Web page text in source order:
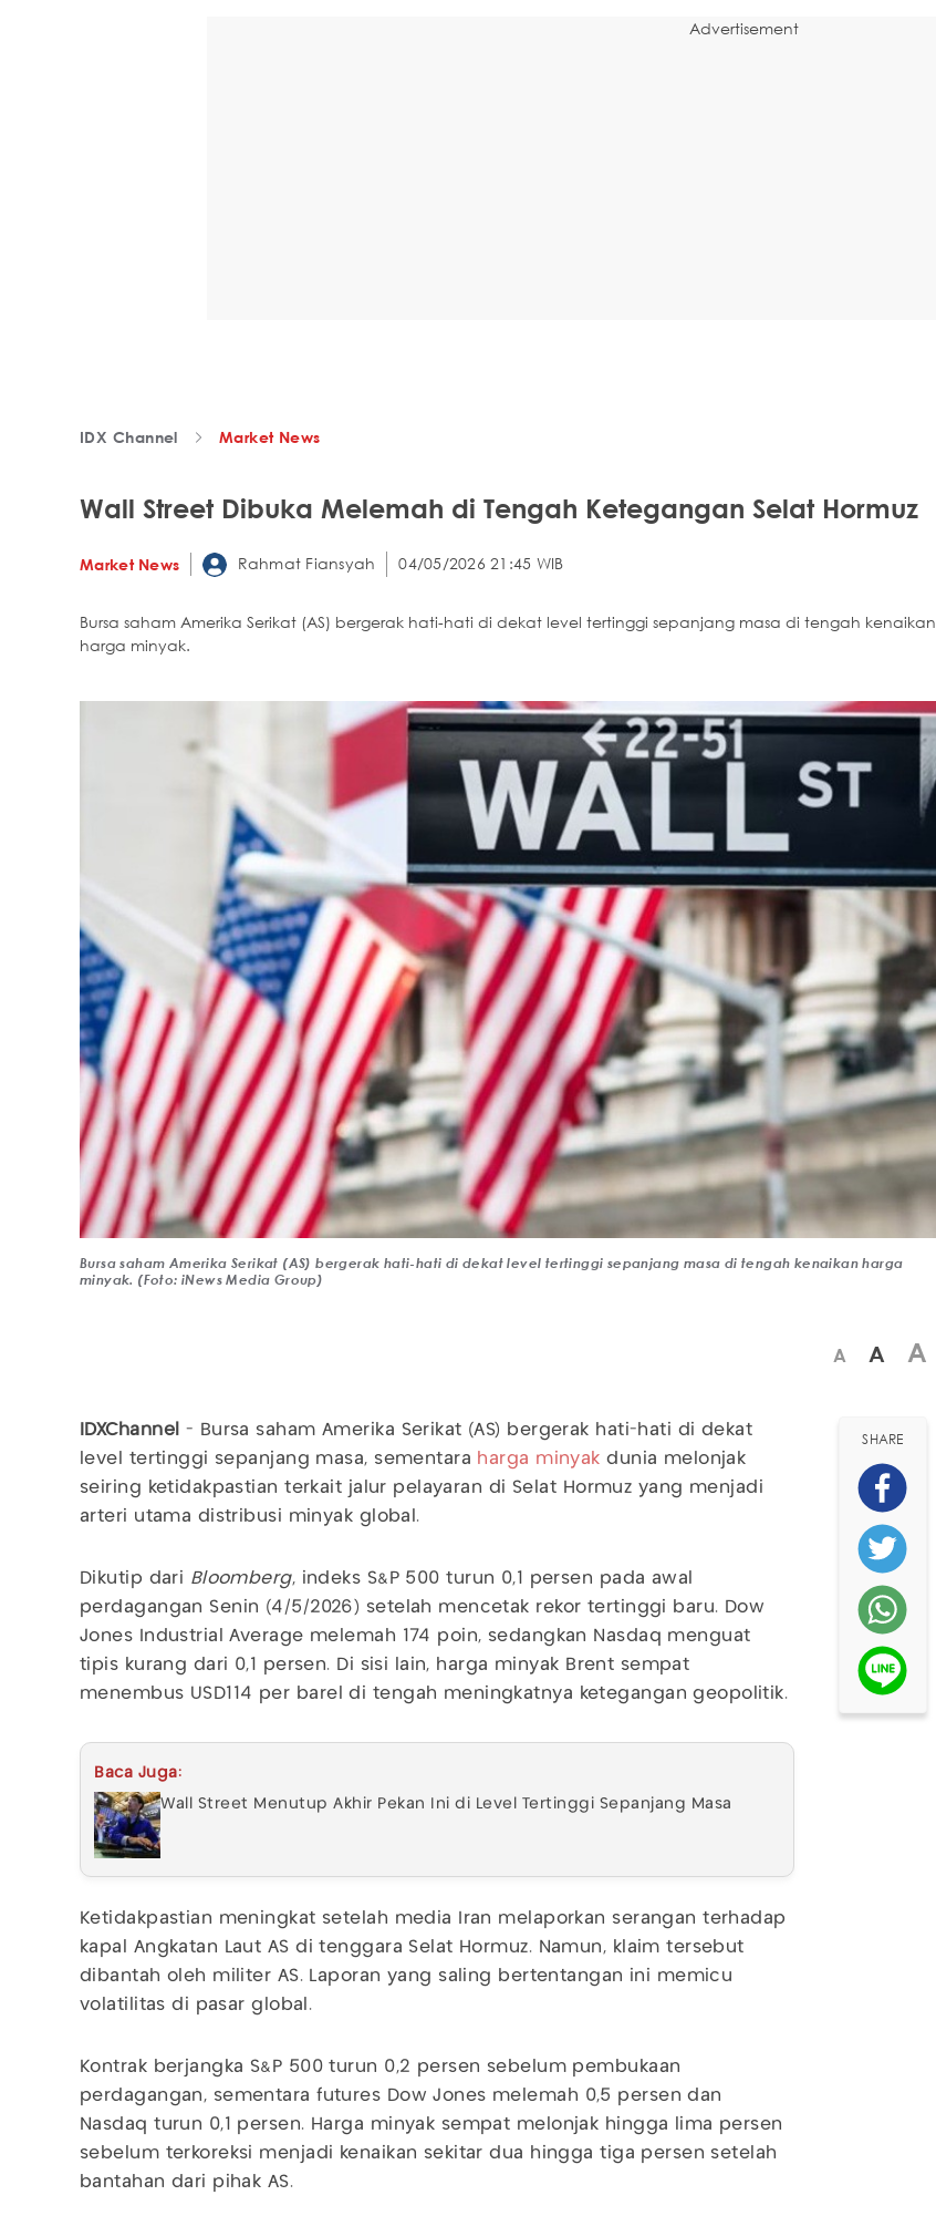
Advertisement
IDX Channel Market News
Wall Street Dibuka Melemah di Tengah Ketegangan Selat Hormuz
Market News Rahmat Fiansyah 04/05/2026 21:45 WIB
Bursa saham Amerika Serikat (AS) bergerak hati-hati di dekat level tertinggi sepanjang masa di tengah kenaikan
harga minyak.
Bursa saham Amerika Serikat (AS) bergerak hati-hati di dekat level tertinggi sepanjang masa di tengah kenaikan harga
minyak. (Foto: iNews Media Group)
A A A
IDXChannel - Bursa saham Amerika Serikat (AS) bergerak hati-hati di dekat
level tertinggi sepanjang masa, sementara harga minyak dunia melonjak
seiring ketidakpastian terkait jalur pelayaran di Selat Hormuz yang menjadi
arteri utama distribusi minyak global.
Dikutip dari Bloomberg, indeks S&P 500 turun 0,1 persen pada awal
perdagangan Senin (4/5/2026) setelah mencetak rekor tertinggi baru. Dow
Jones Industrial Average melemah 174 poin, sedangkan Nasdaq menguat
tipis kurang dari 0,1 persen. Di sisi lain, harga minyak Brent sempat
menembus USD114 per barel di tengah meningkatnya ketegangan geopolitik.
Baca Juga:
Wall Street Menutup Akhir Pekan Ini di Level Tertinggi Sepanjang Masa
Ketidakpastian meningkat setelah media Iran melaporkan serangan terhadap
kapal Angkatan Laut AS di tenggara Selat Hormuz. Namun, klaim tersebut
dibantah oleh militer AS. Laporan yang saling bertentangan ini memicu
volatilitas di pasar global.
Kontrak berjangka S&P 500 turun 0,2 persen sebelum pembukaan
perdagangan, sementara futures Dow Jones melemah 0,5 persen dan
Nasdaq turun 0,1 persen. Harga minyak sempat melonjak hingga lima persen
sebelum terkoreksi menjadi kenaikan sekitar dua hingga tiga persen setelah
bantahan dari pihak AS.
SHARE